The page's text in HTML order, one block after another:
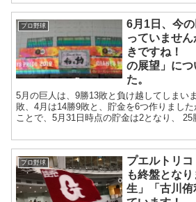
プロ野球
6月1日、今
っていませ
きですね！
の展望」に
た。
5月の巨人は、9勝13敗と負け越してしまい
敗、4月は14勝9敗と、貯金を6つ作りまし
ことで、5月31日時点の貯金は2となり、 25
プロ野球
プエルトリ
も終盤とな
生」「古川